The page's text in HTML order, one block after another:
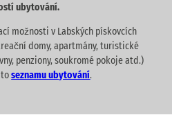
ubytování.
možnosti v Labských pískovcích
domy, apartmány, turistické
penziony, soukromé pokoje atd.)
seznamu ubytování.